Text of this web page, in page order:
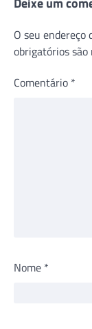
O seu endereço
obrigatórios são
Comentário *
Nome *